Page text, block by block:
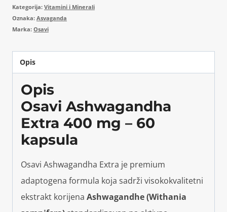
Kategorija: Vitamini i Minerali
Oznaka: Asvaganda
Marka: Osavi
Opis
Opis
Osavi Ashwagandha
Extra 400 mg – 60
kapsula
Osavi Ashwagandha Extra je premium
adaptogena formula koja sadrži visokokvalitetni
ekstrakt korijena Ashwagandhe (Withania